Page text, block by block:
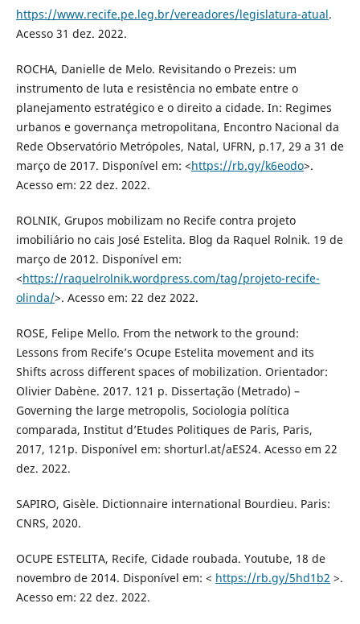
https://www.recife.pe.leg.br/vereadores/legislatura-atual.
Acesso 31 dez. 2022.
ROCHA, Danielle de Melo. Revisitando o Prezeis: um
instrumento de luta e resistência no embate entre o
planejamento estratégico e o direito a cidade. In: Regimes
urbanos e governança metropolitana, Encontro Nacional da
Rede Observatório Metrópoles, Natal, UFRN, p.17, 29 a 31 de
março de 2017. Disponível em: <https://rb.gy/k6eodo>.
Acesso em: 22 dez. 2022.
ROLNIK, Grupos mobilizam no Recife contra projeto
imobiliário no cais José Estelita. Blog da Raquel Rolnik. 19 de
março de 2012. Disponível em:
<https://raquelrolnik.wordpress.com/tag/projeto-recife-
olinda/>. Acesso em: 22 dez 2022.
ROSE, Felipe Mello. From the network to the ground:
Lessons from Recife’s Ocupe Estelita movement and its
Shifts across different spaces of mobilization. Orientador:
Olivier Dabène. 2017. 121 p. Dissertação (Metrado) –
Governing the large metropolis, Sociologia política
comparada, Institut d’Etudes Politiques de Paris, Paris,
2017, 121p. Disponível em: shorturl.at/aES24. Acesso em 22
dez. 2022.
SAPIRO, Gisèle. Dictionnaire international Bourdieu. Paris:
CNRS, 2020.
OCUPE ESTELITA, Recife, Cidade roubada. Youtube, 18 de
novembro de 2014. Disponível em: < https://rb.gy/5hd1b2 >.
Acesso em: 22 dez. 2022.